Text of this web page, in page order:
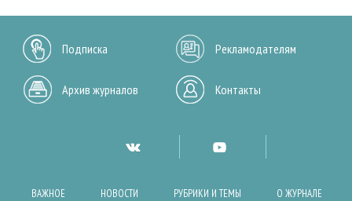
Подписка Рекламодателям
Архив журналов Контакты
ВАЖНОЕ НОВОСТИ РУБРИКИ И ТЕМЫ О ЖУРНАЛЕ